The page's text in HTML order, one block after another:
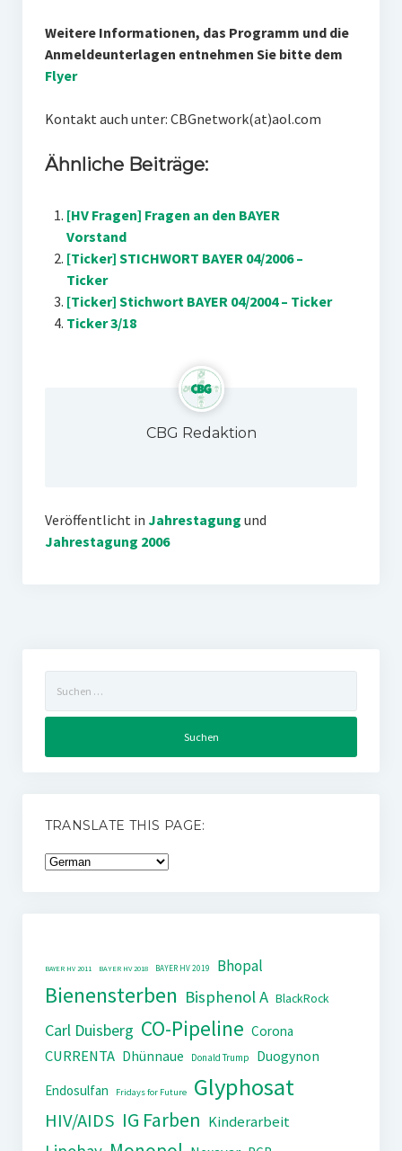
Weitere Informationen, das Programm und die
Anmeldeunterlagen entnehmen Sie bitte dem
Flyer
Kontakt auch unter: CBGnetwork(at)aol.com
Ähnliche Beiträge:
[HV Fragen] Fragen an den BAYER
Vorstand
[Ticker] STICHWORT BAYER 04/2006 –
Ticker
[Ticker] Stichwort BAYER 04/2004 – Ticker
Ticker 3/18
CBG Redaktion
Veröffentlicht in Jahrestagung und
Jahrestagung 2006
nach:
TRANSLATE THIS PAGE:
BAYER HV 2011 BAYER HV 2018 BAYER HV 2019 Bhopal
Bienensterben Bisphenol A BlackRock
Carl Duisberg CO-Pipeline Corona
CURRENTA Dhünnaue Donald Trump
Duogynon
Endosulfan
Fridays for Future Glyphosat
HIV/AIDS IG Farben Kinderarbeit